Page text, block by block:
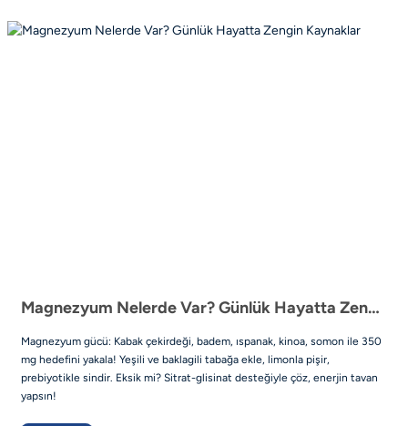
Magnezyum Nelerde Var? Günlük Hayatta Zengin Kaynaklar
Magnezyum gücü: Kabak çekirdeği, badem, ıspanak, kinoa, somon ile 350
mg hedefini yakala! Yeşili ve baklagili tabağa ekle, limonla pişir,
prebiyotikle sindir. Eksik mi? Sitrat-glisinat desteğiyle çöz, enerjin tavan
yapsın!